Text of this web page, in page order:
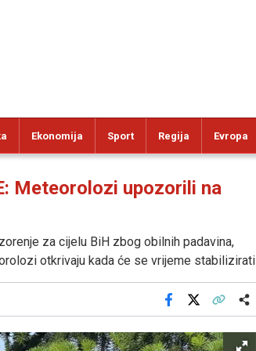
Ekonomija Sport Regija Evropa
Meteorolozi upozorili na
za cijelu BiH zbog obilnih padavina,
otkrivaju kada će se vrijeme stabilizirati
Facebook